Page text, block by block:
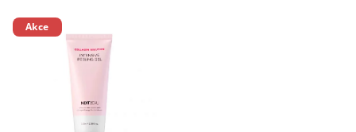
Akce